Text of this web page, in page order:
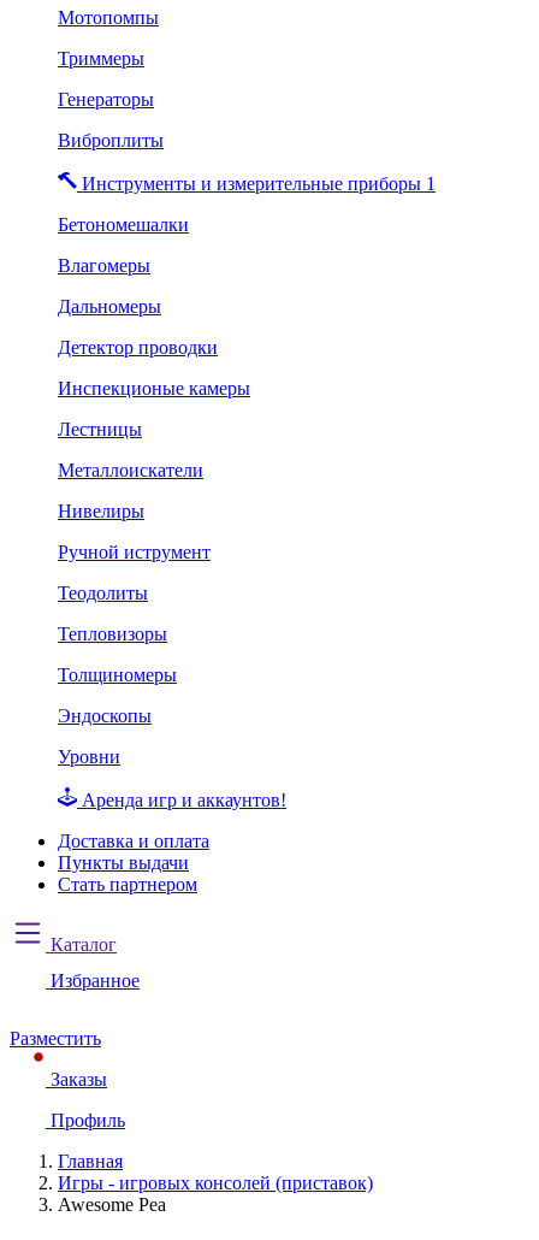
Мотопомпы
Триммеры
Генераторы
Виброплиты
Инструменты и измерительные приборы 1
Бетономешалки
Влагомеры
Дальномеры
Детектор проводки
Инспекционые камеры
Лестницы
Металлоискатели
Нивелиры
Ручной иструмент
Теодолиты
Тепловизоры
Толщиномеры
Эндоскопы
Уровни
Аренда игр и аккаунтов!
Доставка и оплата
Пункты выдачи
Стать партнером
Каталог
Избранное
Разместить
Заказы
Профиль
Главная
Игры - игровых консолей (приставок)
Awesome Pea